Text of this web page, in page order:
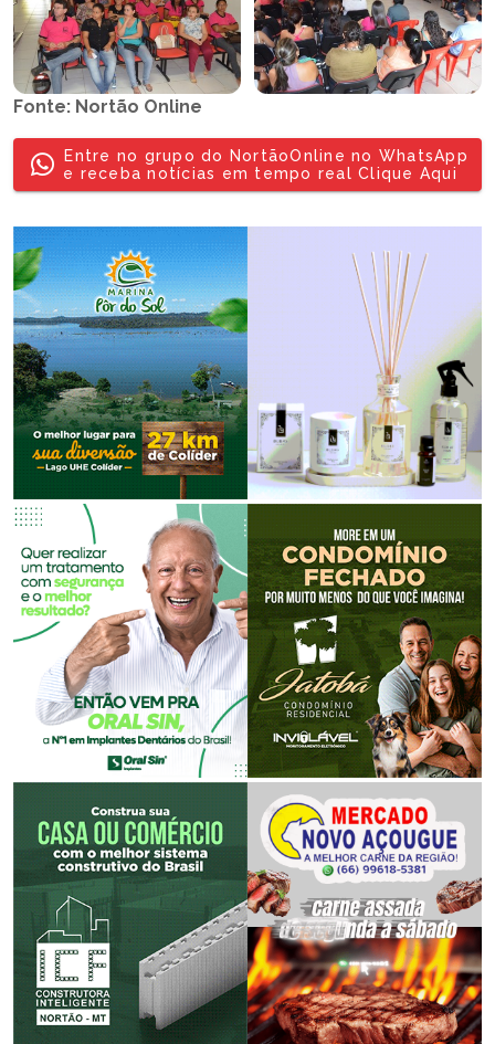
Fonte: Nortão Online
Entre no grupo do NortãoOnline no WhatsApp
e receba notícias em tempo real Clique Aqui